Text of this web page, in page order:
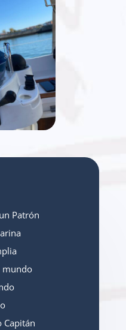
Patrón
mundo
Capitán